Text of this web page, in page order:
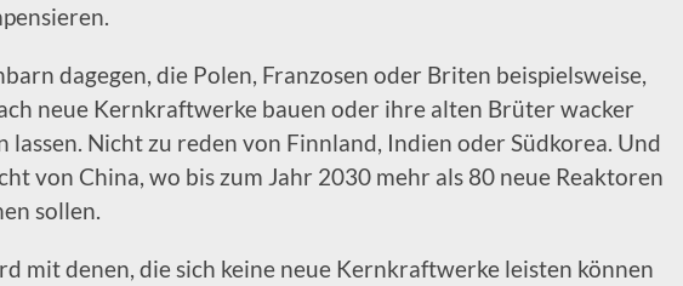
dagegen, die Polen, Franzosen oder Briten beispielsweise,
neue Kernkraftwerke bauen oder ihre alten Brüter wacker
lassen. Nicht zu reden von Finnland, Indien oder Südkorea. Und
von China, wo bis zum Jahr 2030 mehr als 80 neue Reaktoren
sollen.
mit denen, die sich keine neue Kernkraftwerke leisten können